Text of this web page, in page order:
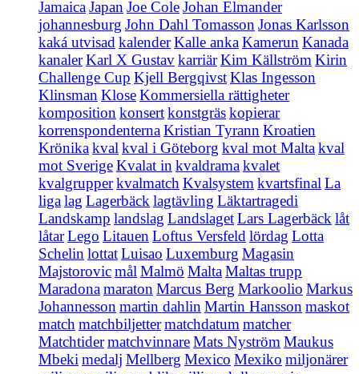
JamaicaJapan Joe ColeJohan Elmander
johannesburg John Dahl Tomasson Jonas Karlsson
kaká utvisad kalenderKalle ankaKamerun Kanada
kanalerKarl X GustavkarriärKim Källström Kirin
Challenge Cup Kjell BergqivstKlas Ingesson
Klinsman KloseKommersiella rättigheter
komposition konsertkonstgräskopierar
korrenspondenternaKristian Tyrann Kroatien
Krönikakval kval i Göteborg kval mot Maltakval
mot SverigeKvalat in kvaldramakvalet
kvalgrupperkvalmatch Kvalsystem kvartsfinal La
ligalag Lagerbäck lagtävling Läktartragedi
Landskamp landslag LandslagetLars Lagerbäck låt
låtarLego Litauen Loftus Versfeld lördag Lotta
Schelin lottatLuisao Luxemburg Magasin
Majstorovicmål Malmö MaltaMaltas trupp
Maradonamaraton Marcus Berg Markoolio Markus
Johannesson martin dahlin Martin Hansson maskot
match matchbiljettermatchdatum matcher
MatchtidermatchvinnareMats Nyström Maukus
Mbeki medalj Mellberg Mexico Mexiko miljonärer